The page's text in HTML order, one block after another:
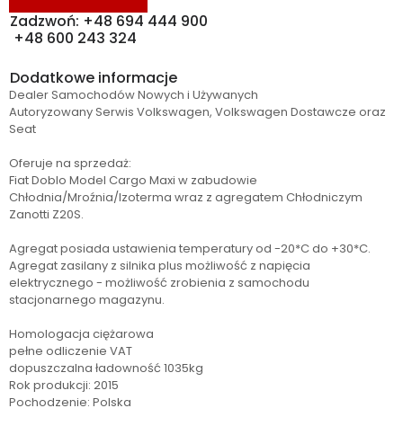
Zadzwoń: +48 694 444 900
+48 600 243 324
Dodatkowe informacje
Dealer Samochodów Nowych i Używanych
Autoryzowany Serwis Volkswagen, Volkswagen Dostawcze oraz
Seat
Oferuje na sprzedaż:
Fiat Doblo Model Cargo Maxi w zabudowie
Chłodnia/Mroźnia/Izoterma wraz z agregatem Chłodniczym
Zanotti Z20S.
Agregat posiada ustawienia temperatury od -20*C do +30*C.
Agregat zasilany z silnika plus możliwość z napięcia
elektrycznego - możliwość zrobienia z samochodu
stacjonarnego magazynu.
Homologacja ciężarowa
pełne odliczenie VAT
dopuszczalna ładowność 1035kg
Rok produkcji: 2015
Pochodzenie: Polska